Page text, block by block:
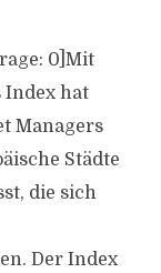
0]Mit
Index hat
Managers
Städte
die sich
Der Index